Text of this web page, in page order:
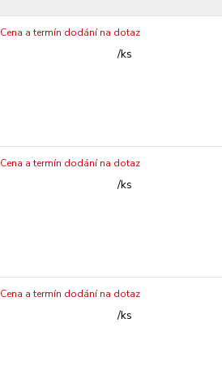
/ks
Cena a termín dodání na dotaz
/ks
Cena a termín dodání na dotaz
/ks
Cena a termín dodání na dotaz